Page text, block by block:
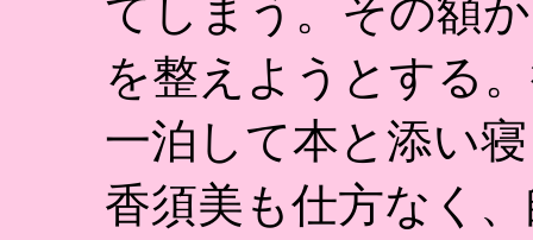
てしまう。その額
を整えようとする
一泊して本と添い
香須美も仕方なく